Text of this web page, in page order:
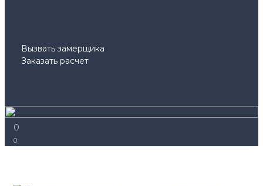
Вызвать замерщика
Заказать расчет
0
0